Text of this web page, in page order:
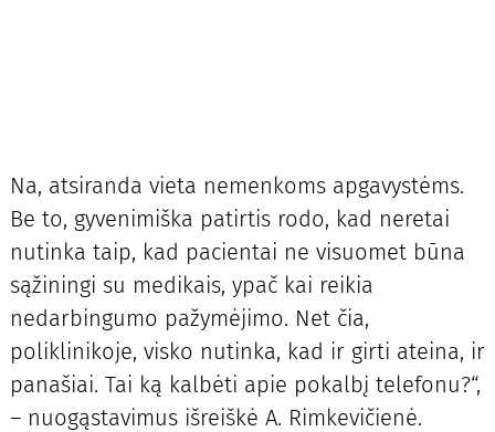
Na, atsiranda vieta nemenkoms apgavystėms.
Be to, gyvenimiška patirtis rodo, kad neretai
nutinka taip, kad pacientai ne visuomet būna
sąžiningi su medikais, ypač kai reikia
nedarbingumo pažymėjimo. Net čia,
poliklinikoje, visko nutinka, kad ir girti ateina, ir
panašiai. Tai ką kalbėti apie pokalbį telefonu?“,
– nuogąstavimus išreiškė A. Rimkevičienė.